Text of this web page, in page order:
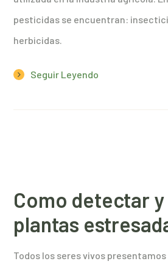
pesticidas se encuentran:
herbicidas.
Seguir Leyendo
Como detectar
plantas
Todos los seres vivos